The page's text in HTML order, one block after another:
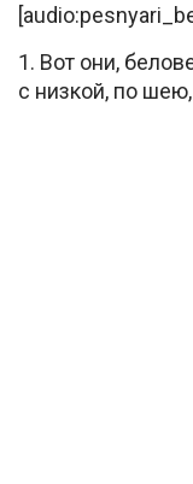
1. Вот они,
с низкой, по